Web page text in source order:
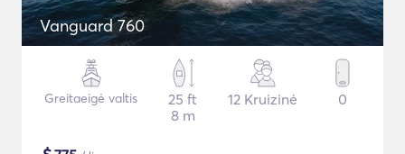
Vanguard 760
Greitaeigė valtis
25 ft
8 m
12 Kruizinė 0